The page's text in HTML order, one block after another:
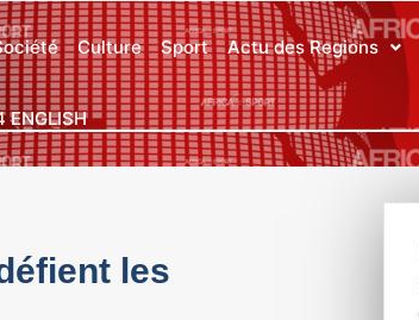
Culture Sport Actu des Regions
ENGLISH
les